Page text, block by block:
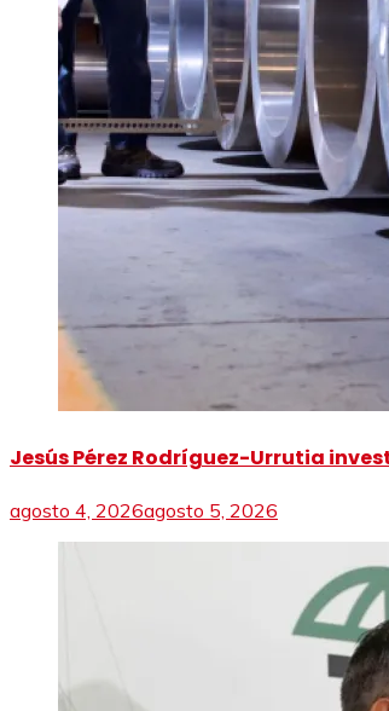
Jesús Pérez Rodríguez-Urrutia
agosto 4, 2026agosto 5, 2026